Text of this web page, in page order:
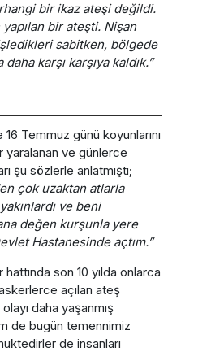
bir ikaz ateşi değildi.
bir ateşti. Nişan
sabitken, bölgede
karşı karşıya kaldık.”
16 Temmuz günü koyunlarını
yaralanan ve günlerce
şu sözlerle anlatmıştı;
çok uzaktan atlarla
ve beni
değen kurşunla yere
Hastanesinde açtım.”
hattında son 10 yılda onlarca
açılan ateş
daha yaşanmış
de bugün temennimiz
de insanları